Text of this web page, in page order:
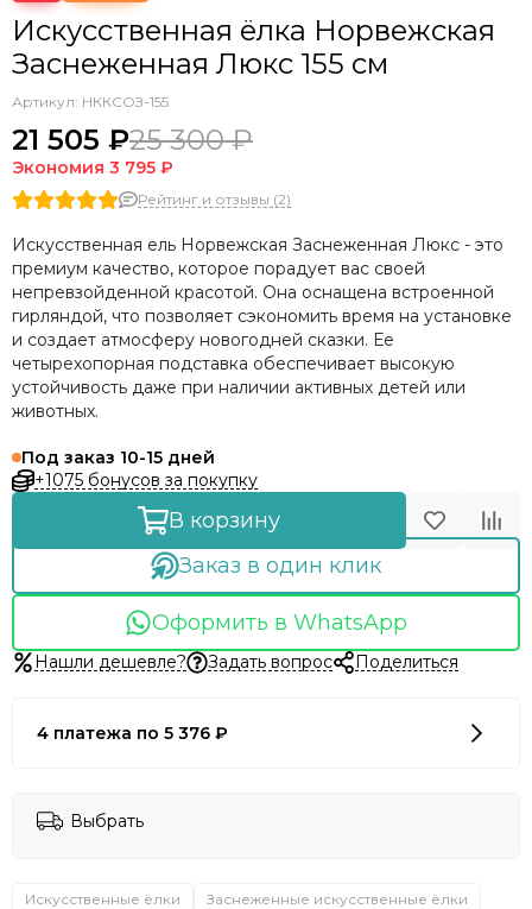
Искусственная ёлка Норвежская
Заснеженная Люкс 155 см
Артикул: НККСОЗ-155
21 505 ₽25 300 ₽
Экономия 3 795 ₽
Рейтинг и отзывы (2)
Искусственная ель Норвежская Заснеженная Люкс - это
премиум качество, которое порадует вас своей
непревзойденной красотой. Она оснащена встроенной
гирляндой, что позволяет сэкономить время на установке
и создает атмосферу новогодней сказки. Ее
четырехопорная подставка обеспечивает высокую
устойчивость даже при наличии активных детей или
животных.
Под заказ 10-15 дней
+1075 бонусов за покупку
В корзину
Заказ в один клик
Оформить в WhatsApp
Нашли дешевле? Задать вопрос Поделиться
4 платежа по 5 376 ₽
Выбрать
Искусственные ёлки
Заснеженные искусственные ёлки